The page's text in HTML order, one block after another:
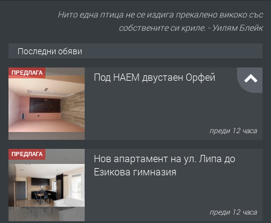
Нито една птица не се издига прекалено викоко със
собствените си криле. - Уилям Блейк
Последни обяви
ПРЕДЛАГА Под НАЕМ двустаен Орфей
преди 12 часа
ПРЕДЛАГА
Нов апартамент на ул. Липа до
Езикова гимназия
преди 12 часа